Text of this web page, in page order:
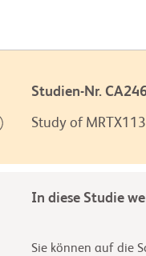
Studien-Nr.
Study of
In diese Studie
Sie können auf die